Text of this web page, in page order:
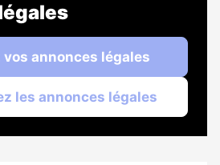
vos annonces légales
les annonces légales